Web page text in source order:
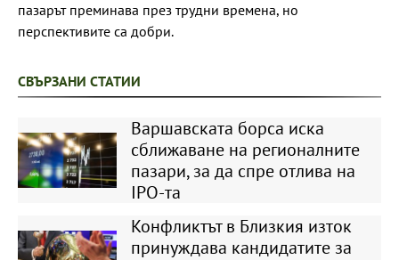
пазарът преминава през трудни времена, но
перспективите са добри.
СВЪРЗАНИ СТАТИИ
Варшавската борса иска
сближаване на регионалните
пазари, за да спре отлива на
IPO-та
Конфликтът в Близкия изток
принуждава кандидатите за